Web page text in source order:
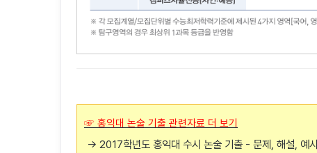
☞ 홍익대 논술 기출 관련자료 더 보기
→ 2017학년도 홍익대 수시 논술 기출 - 문제, 해설, 예